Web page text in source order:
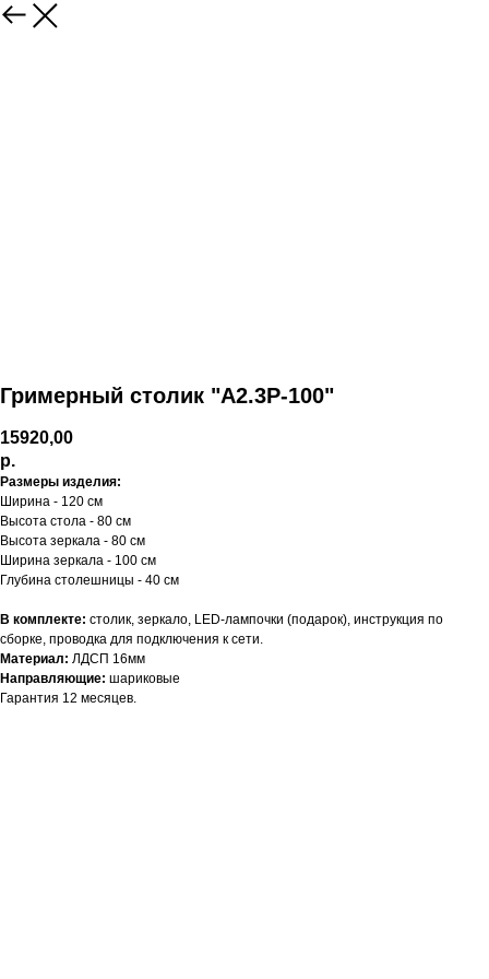
Гримерный столик "А2.3Р-100"
15920,00
р.
Размеры изделия:
Ширина - 120 см
Высота стола - 80 см
Высота зеркала - 80 см
Ширина зеркала - 100 см
Глубина столешницы - 40 см
В комплекте: столик, зеркало, LED-лампочки (подарок), инструкция по
сборке, проводка для подключения к сети.
Материал: ЛДСП 16мм
Направляющие: шариковые
Гарантия 12 месяцев.